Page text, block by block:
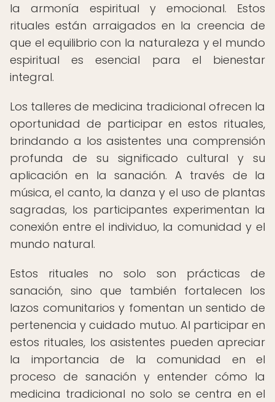
la armonía espiritual y emocional. Estos
rituales están arraigados en la creencia de
que el equilibrio con la naturaleza y el mundo
espiritual es esencial para el bienestar
integral.
Los talleres de medicina tradicional ofrecen la
oportunidad de participar en estos rituales,
brindando a los asistentes una comprensión
profunda de su significado cultural y su
aplicación en la sanación. A través de la
música, el canto, la danza y el uso de plantas
sagradas, los participantes experimentan la
conexión entre el individuo, la comunidad y el
mundo natural.
Estos rituales no solo son prácticas de
sanación, sino que también fortalecen los
lazos comunitarios y fomentan un sentido de
pertenencia y cuidado mutuo. Al participar en
estos rituales, los asistentes pueden apreciar
la importancia de la comunidad en el
proceso de sanación y entender cómo la
medicina tradicional no solo se centra en el